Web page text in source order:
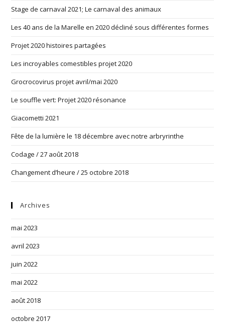
Stage de carnaval 2021; Le carnaval des animaux
Les 40 ans de la Marelle en 2020 décliné sous différentes formes
Projet 2020 histoires partagées
Les incroyables comestibles projet 2020
Grocrocovirus projet avril/mai 2020
Le souffle vert: Projet 2020 résonance
Giacometti 2021
Fête de la lumière le 18 décembre avec notre arbryrinthe
Codage / 27 août 2018
Changement d’heure / 25 octobre 2018
Archives
mai 2023
avril 2023
juin 2022
mai 2022
août 2018
octobre 2017